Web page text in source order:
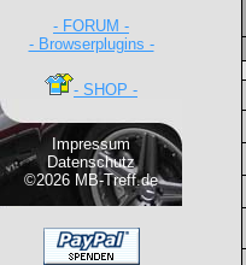
- FORUM -
- Browserplugins -
- SHOP -
Impressum
Datenschutz
©2026 MB-Treff.de